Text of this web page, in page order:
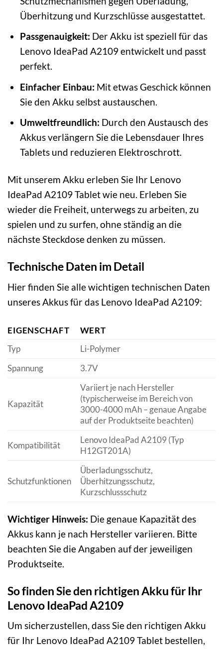
Überhitzung und Kurzschlüsse ausgestattet.
Passgenauigkeit: Der Akku ist speziell für das
Lenovo IdeaPad A2109 entwickelt und passt
perfekt.
Einfacher Einbau: Mit etwas Geschick können
Sie den Akku selbst austauschen.
Umweltfreundlich: Durch den Austausch des
Akkus verlängern Sie die Lebensdauer Ihres
Tablets und reduzieren Elektroschrott.
Mit unserem Akku erleben Sie Ihr Lenovo
IdeaPad A2109 Tablet wie neu. Erleben Sie
wieder die Freiheit, unterwegs zu arbeiten, zu
spielen und zu surfen, ohne ständig an die
nächste Steckdose denken zu müssen.
Technische Daten im Detail
Hier finden Sie alle wichtigen technischen Daten
unseres Akkus für das Lenovo IdeaPad A2109:
EIGENSCHAFT
WERT
Typ
Li-Polymer
Spannung
3.7V
Kapazität
Variiert je nach Hersteller
(typischerweise im Bereich von
3000-4000 mAh – genaue Angabe
auf der Produktseite beachten)
Kompatibilität
Lenovo IdeaPad A2109 (Typ
H12GT201A)
Schutzfunktionen
Überladungsschutz,
Überhitzungsschutz,
Kurzschlussschutz
Wichtiger Hinweis: Die genaue Kapazität des
Akkus kann je nach Hersteller variieren. Bitte
beachten Sie die Angaben auf der jeweiligen
Produktseite.
So finden Sie den richtigen Akku für Ihr
Lenovo IdeaPad A2109
Um sicherzustellen, dass Sie den richtigen Akku
für Ihr Lenovo IdeaPad A2109 Tablet bestellen,